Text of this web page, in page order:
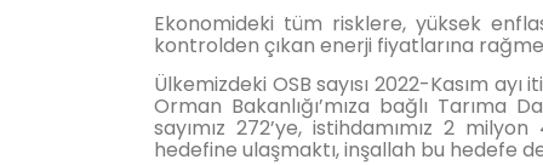
Ekonomideki tüm risklere, yüksek
kontrolden çıkan enerji fiyatlarına
Ülkemizdeki OSB sayısı 2022-Kasım ayı
Orman Bakanlığı’mıza bağlı Tarıma
sayımız 272’ye, istihdamımız 2
hedefine ulaşmaktı, inşallah bu hedefe